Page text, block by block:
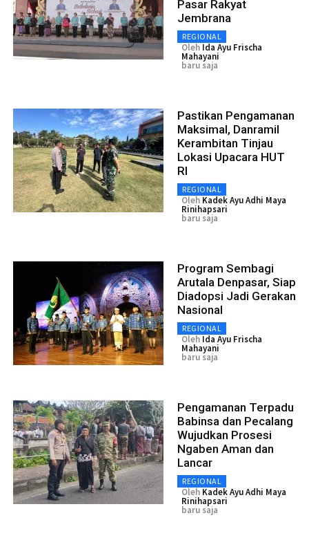
Pasar Rakyat
Jembrana
REGIONAL
Oleh Ida Ayu Frischa
Mahayani
baru saja
Pastikan Pengamanan
Maksimal, Danramil
Kerambitan Tinjau
Lokasi Upacara HUT
RI
REGIONAL
Oleh Kadek Ayu Adhi Maya
Rinihapsari
baru saja
Program Sembagi
Arutala Denpasar, Siap
Diadopsi Jadi Gerakan
Nasional
REGIONAL
Oleh Ida Ayu Frischa
Mahayani
baru saja
Pengamanan Terpadu
Babinsa dan Pecalang
Wujudkan Prosesi
Ngaben Aman dan
Lancar
REGIONAL
Oleh Kadek Ayu Adhi Maya
Rinihapsari
baru saja